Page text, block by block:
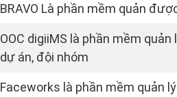
BRAVO Là phần mềm quản
OOC digiiMS là phần mềm
dự án, đội nhóm
Faceworks là phần mềm quản